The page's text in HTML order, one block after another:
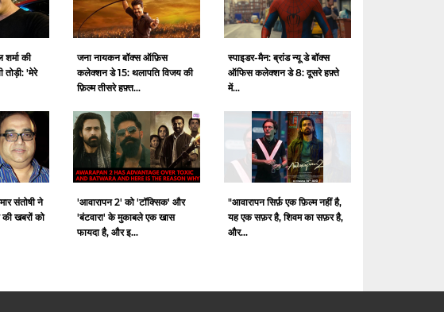
शर्मा की
तोड़ी: 'मेरे
जना नायकन बॉक्स ऑफ़िस
कलेक्शन डे 15: थलापति विजय की
फ़िल्म तीसरे हफ़्त...
स्पाइडर-मैन: ब्रांड न्यू डे बॉक्स
ऑफिस कलेक्शन डे 8: दूसरे हफ़्ते
में...
संतोषी ने
खबरों को
'आवारापन 2' को 'टॉक्सिक' और
'बंटवारा' के मुकाबले एक खास
फायदा है, और इ...
"आवारापन सिर्फ़ एक फ़िल्म नहीं है,
यह एक सफ़र है, शिवम का सफ़र है,
और...